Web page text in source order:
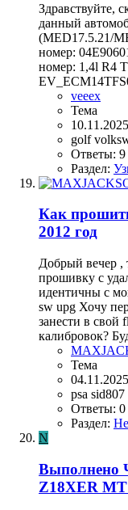
Здравствуйте,
данный
(MED17.5.21/
номер:
номер: 1,4l R4
veeex
Тема
10.11.2025
golf
Ответы: 9
Раздел:
Как
2012 год
Добрый вечер ,
прошивку с
идентичны с
sw upg Хочу
занести в свой
калибровок?
Тема
04.11.2025
psa sid807
Ответы: 0
Раздел:
N
Выполнено
Z18XER